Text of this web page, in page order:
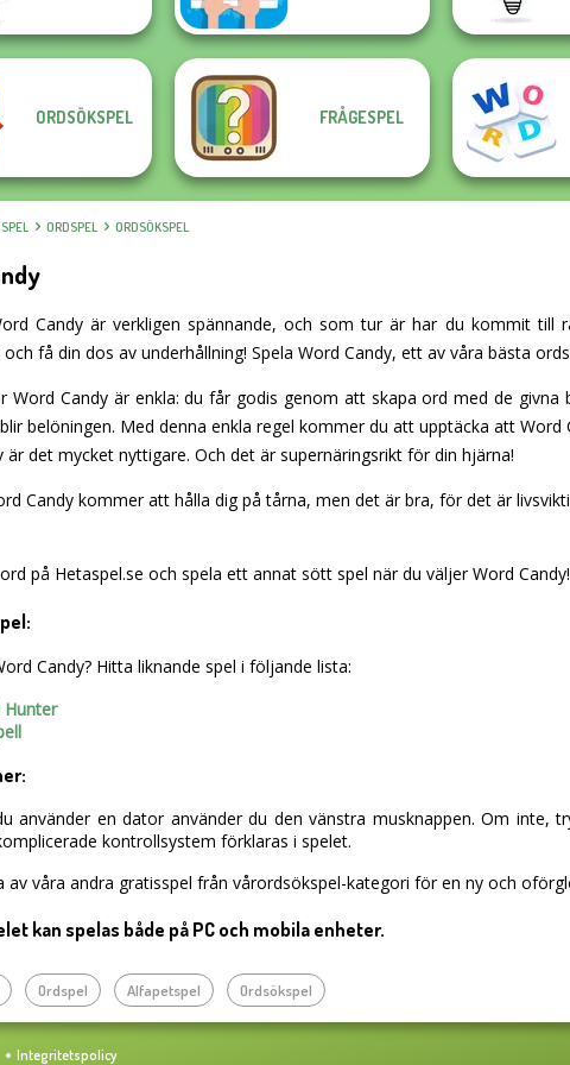
ORDSÖKSPEL FRÅGESPEL
ORDSPEL ORDSÖKSPEL
Candy är verkligen spännande, och som tur är har du kommit
och få din dos av underhållning! Spela Word Candy, ett av våra bästa
Word Candy är enkla: du får godis genom att skapa ord med de
belöningen. Med denna enkla regel kommer du att upptäcka att
är det mycket nyttigare. Och det är supernäringsrikt för din hjärna!
Candy kommer att hålla dig på tårna, men det är bra, för det är
på Hetaspel.se och spela ett annat sött spel när du väljer Word Candy!
Candy? Hitta liknande spel i följande lista:
Hunter
använder en dator använder du den vänstra musknappen. Om inte,
kontrollsystem förklaras i spelet.
av våra andra gratisspel från vårordsökspel-kategori för en ny och
kan spelas både på PC och mobila enheter.
Ordspel Alfapetspel Ordsökspel
Integritetspolicy